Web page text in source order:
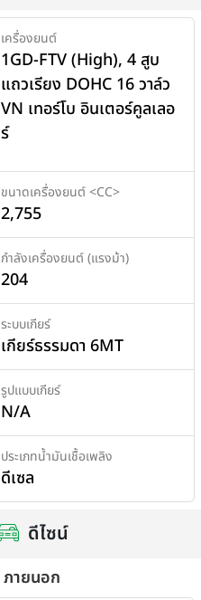
เครื่องยนต์
1GD-FTV (High), 4 สูบ
แถวเรียง DOHC 16 วาล์ว
VN เทอร์โบ อินเตอร์คูลเลอ
ร์
ขนาดเครื่องยนต์ <CC>
2,755
กำลังเครื่องยนต์ (แรงม้า)
204
ระบบเกียร์
เกียร์ธรรมดา 6MT
รูปแบบเกียร์
N/A
ประเภทน้ำมันเชื้อเพลิง
ดีเซล
ดีไซน์
ภายนอก